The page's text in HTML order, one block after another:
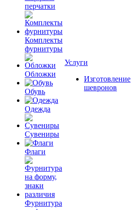
перчатки
Комплекты
фурнитуры
Обложки
Обувь
Одежда
Сувениры
Флаги
Фурнитура
Услуги
Изготовление
шевронов